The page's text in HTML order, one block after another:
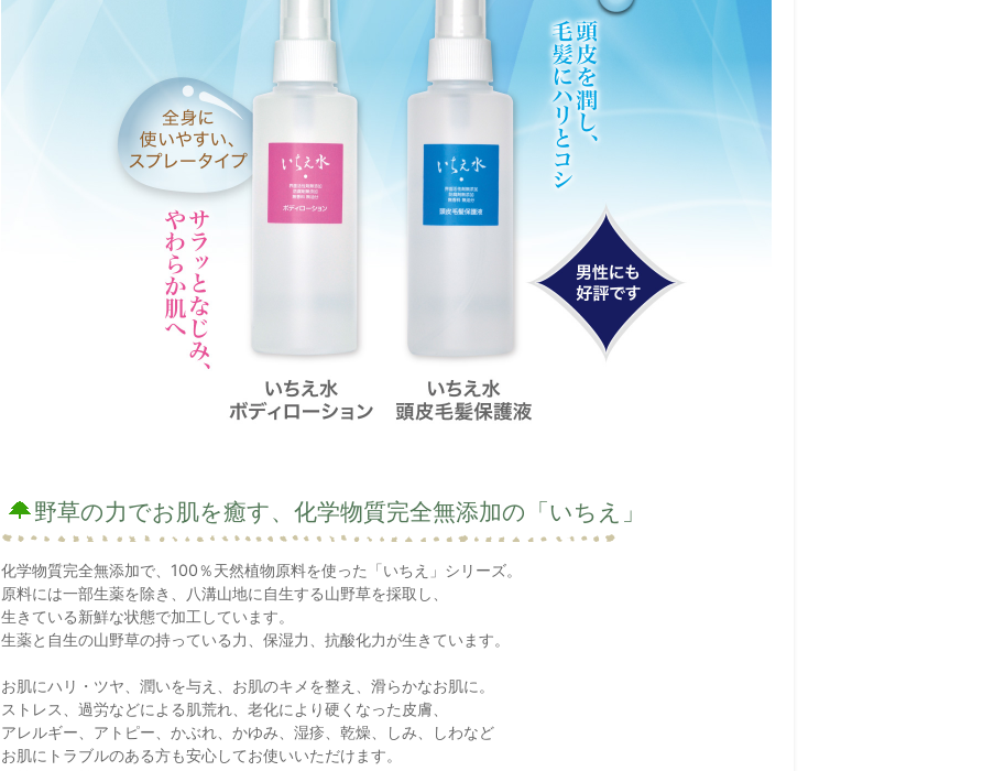
野草の力でお肌を癒す、化学物質完全無添加の「いちえ」
化学物質完全無添加で、100％天然植物原料を使った「いちえ」シリーズ。
原料には一部生薬を除き、八溝山地に自生する山野草を採取し、
生きている新鮮な状態で加工しています。
生薬と自生の山野草の持っている力、保湿力、抗酸化力が生きています。
お肌にハリ・ツヤ、潤いを与え、お肌のキメを整え、滑らかなお肌に。
ストレス、過労などによる肌荒れ、老化により硬くなった皮膚、
アレルギー、アトピー、かぶれ、かゆみ、湿疹、乾燥、しみ、しわなど
お肌にトラブルのある方も安心してお使いいただけます。